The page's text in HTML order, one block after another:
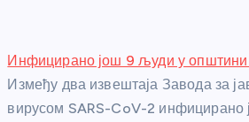
Инфицирано још 9 људи у општини
Између два извештаја Завода за
вирусом SARS-CoV-2 инфицирано